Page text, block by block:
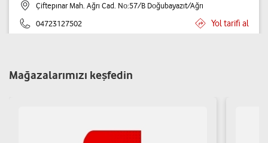
Çiftepınar Mah. Ağrı Cad. No:57/B Doğubayazıt/Ağrı
04723127502
Yol tarifi al
Berfin İletişim - Özlem Yılmaz
Mağazalarımızı keşfedin